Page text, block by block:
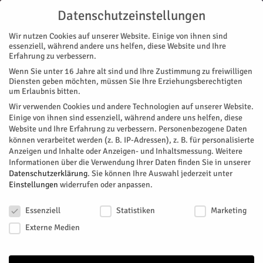
Start Stadtteile Jülich Greta’s Botschafter
STADTTEILE JÜLICH
Greta’s Botschafter
"Fridays for Future"-Demonstranten sind durch die Innenstadt
gezogen.
Von Luana Esser September 29, 2022 402 0
Datenschutzeinstellungen
Wir nutzen Cookies auf unserer Website. Einige von ihnen sind
essenziell, während andere uns helfen, diese Website und Ihre
Erfahrung zu verbessern.
Wenn Sie unter 16 Jahre alt sind und Ihre Zustimmung zu freiwilligen
Diensten geben möchten, müssen Sie Ihre Erziehungsberechtigten
um Erlaubnis bitten.
Wir verwenden Cookies und andere Technologien auf unserer Website.
Einige von ihnen sind essenziell, während andere uns helfen, diese
Website und Ihre Erfahrung zu verbessern. Personenbezogene Daten
können verarbeitet werden (z. B. IP-Adressen), z. B. für personalisierte
Anzeigen und Inhalte oder Anzeigen- und Inhaltsmessung. Weitere
Informationen über die Verwendung Ihrer Daten finden Sie in unserer
Datenschutzerklärung. Sie können Ihre Auswahl jederzeit unter
Einstellungen widerrufen oder anpassen.
Essenziell
Statistiken
Marketing
Externe Medien